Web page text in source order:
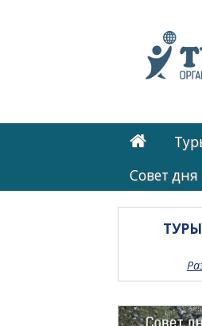
Cовет дня
ТУРЫ